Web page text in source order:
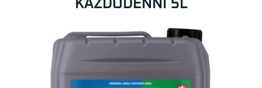
KAŽDODENNÍ 5L